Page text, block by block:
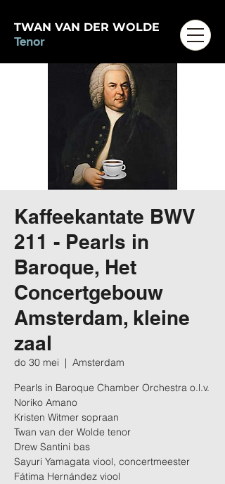
TWAN VAN DER WOLDE
Tenor
Kaffeekantate BWV
211 - Pearls in
Baroque, Het
Concertgebouw
Amsterdam, kleine
zaal
do 30 mei
  |
Amsterdam
Pearls in Baroque Chamber Orchestra o.l.v.
Noriko Amano
Kristen Witmer sopraan
Twan van der Wolde tenor
Drew Santini bas
Sayuri Yamagata viool, concertmeester
Fátima Hernández viool